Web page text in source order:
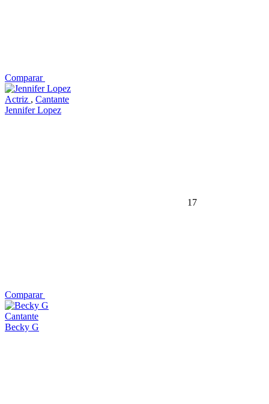
Comparar
Actriz , Cantante
Jennifer Lopez
17
Comparar
Cantante
Becky G